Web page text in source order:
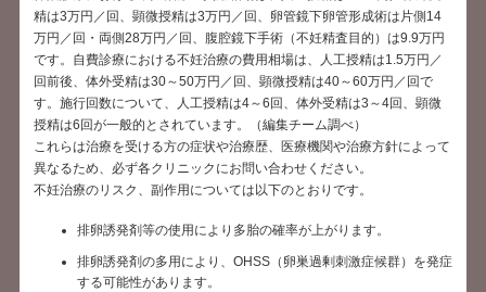
精は3万円／回、顕微授精は3万円／回、卵管鏡下卵管形成術は片側14
万円／回・両側28万円／回、腹腔鏡下手術（不妊精査目的）は9.9万円
です。自費診療における不妊治療の費用相場は、人工授精は1.5万円／
回前後、体外受精は30～50万円／回、顕微授精は40～60万円／回で
す。施行回数について、人工授精は4～6回、体外受精は3～4回、顕微
授精は6回が一般的とされています。（編集チーム調べ）
これらは治療を受ける方の症状や治療歴、医療機関や治療方針によって
異なるため、必ず各クリニックにお問い合わせください。
不妊治療のリスク、副作用については以下のとおりです。
排卵誘発剤等の使用により多胎の確率が上がります。
排卵誘発剤の多用により、OHSS（卵巣過剰刺激症候群）を発症
する可能性があります。